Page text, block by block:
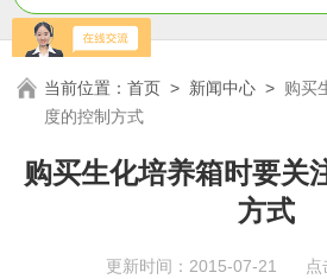
当前位置：首页 > 新闻中心 > 购买
度的控制方式
购买生化培养箱时要关
方式
更新时间：2015-07-21 点